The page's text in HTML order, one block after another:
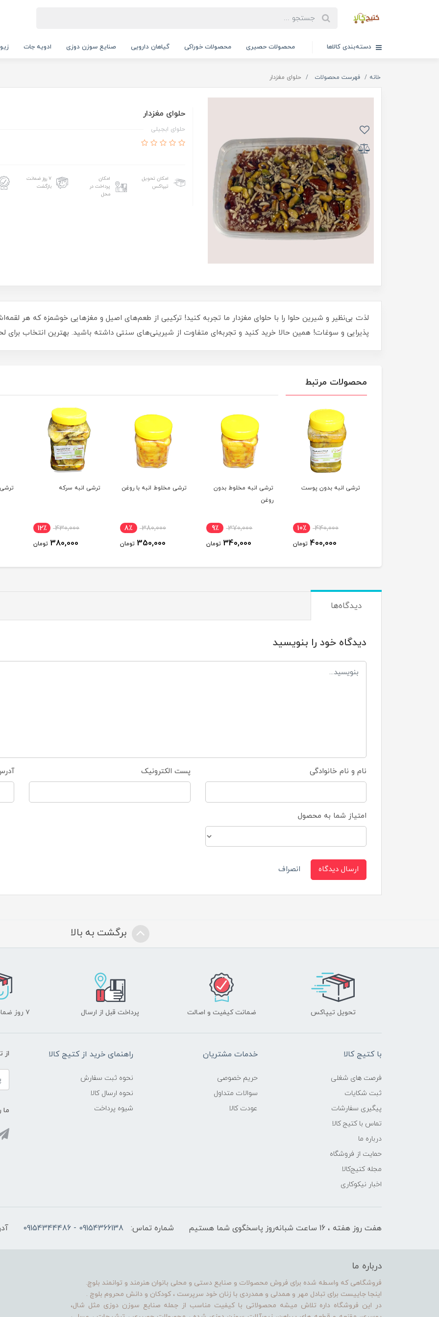
دسته‌بندی کالاها محصولات حصیری محصولات خوراکی گیاهان دارویی صنایع سوزن دوزی ادویه جات
خانه فهرست محصولات حلوای مغزدار
حلوای مغزدار
حلوای ابجیلی
امکان تحویل
تیپاکس
امکان
پرداخت در
محل
۷ روز ضمانت
بازگشت
لذت بی‌نظیر و شیرین حلوا را با حلوای مغزدار ما تجربه کنید! ترکیبی از طعم‌های اصیل و مغزهایی خوشمزه که هر
پذیرایی و سوغات! همین حالا خرید کنید و تجربه‌ای متفاوت از شیرینی‌های سنتی داشته باشید. بهترین انتخاب
محصولات مرتبط
ترشی انبه مخلوط بدون
370,000 9٪
340,000 تومان
ترشی مخلوط انبه با روغن
380,000 8٪
350,000 تومان
ترشی انبه سرکه
430,000 12٪
380,000 تومان
ترشی انبه سرکه
385,000 12٪
340,000 تومان
دیدگاه‌ها
دیدگاه خود را بنویسید
نام و نام خانوادگی پست الکترونیک
امتیاز شما به محصول
ارسال دیدگاه انصراف
برگشت به بالا
تحویل تیپاکس ضمانت کیفیت و اصالت پرداخت قبل از ارسال ۷ روز ضمانت بازگشت
با کتیج کالا
فرصت های شغلی
ثبت شکایات
پیگیری سفارشات
تماس با کتیج کالا
درباره ما
حمایت از فروشگاه
مجله کتیج‌کالا
اخبار نیکوکاری
خدمات مشتریان
حریم خصوصی
سوالات متداول
عودت کالا
راهنمای خرید از کتیج کالا
نحوه ثبت سفارش
نحوه ارسال کالا
شیوه پرداخت
از
ما
هفت روز هفته ، 16 ساعت شبانه‌روز پاسخگوی شما هستیم شماره تماس: 09154366138 - 09154344486
درباره ما
فروشگاهی که واسطه شده برای فروش محصولات و صنایع دستی و محلی بانوان هنرمند و توانمند بلوچ.
اینجا جاییست برای تبادل مهر و همدلی و همدردی با زنان خود سرپرست ، کودکان و دانش محروم بلوچ .
در این فروشگاه داره تلاش میشه محصولاتی با کیفیت مناسب از جمله صنایع سوزن دوزی مثل شال،